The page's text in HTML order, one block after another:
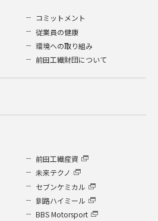
コミットメント
従業員の健康
環境への取り組み
前田工繊財団について
前田工繊産資
未来テクノ
セブンケミカル
釧路ハイミール
BBS Motorsport